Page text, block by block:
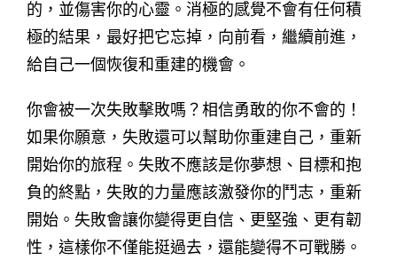
的，並傷害你的心靈。消極的感覺不會有任何積
極的結果，最好把它忘掉，向前看，繼續前進，
給自己一個恢復和重建的機會。
你會被一次失敗擊敗嗎？相信勇敢的你不會的！
如果你願意，失敗還可以幫助你重建自己，重新
開始你的旅程。失敗不應該是你夢想、目標和抱
負的終點，失敗的力量應該激發你的鬥志，重新
開始。失敗會讓你變得更自信、更堅強、更有韌
性，這樣你不僅能挺過去，還能變得不可戰勝。